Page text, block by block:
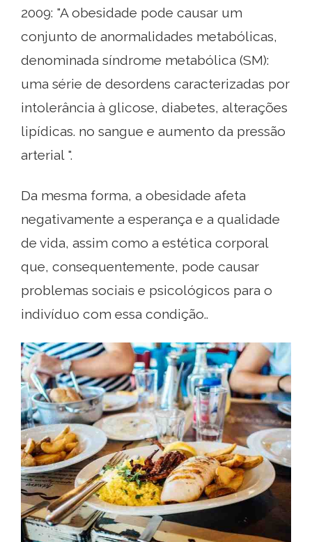
2009: "A obesidade pode causar um
conjunto de anormalidades metabólicas,
denominada síndrome metabólica (SM):
uma série de desordens caracterizadas por
intolerância à glicose, diabetes, alterações
lipídicas. no sangue e aumento da pressão
arterial ".
Da mesma forma, a obesidade afeta
negativamente a esperança e a qualidade
de vida, assim como a estética corporal
que, consequentemente, pode causar
problemas sociais e psicológicos para o
indivíduo com essa condição..